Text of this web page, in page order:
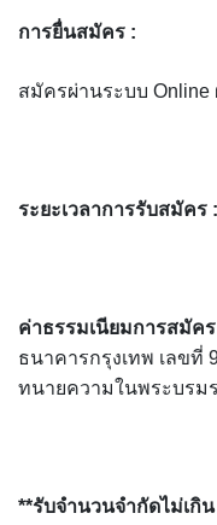
การยื่นสมัคร :
สมัครผ่านระบบ Online
ระยะเวลาการรับสมัคร :
ค่าธรรมเนียมการสมัค
ธนาคารกรุงเทพ เลขที่
ทนายความในพระบรม
**รับจำนวนจำกัดไม่เกิ